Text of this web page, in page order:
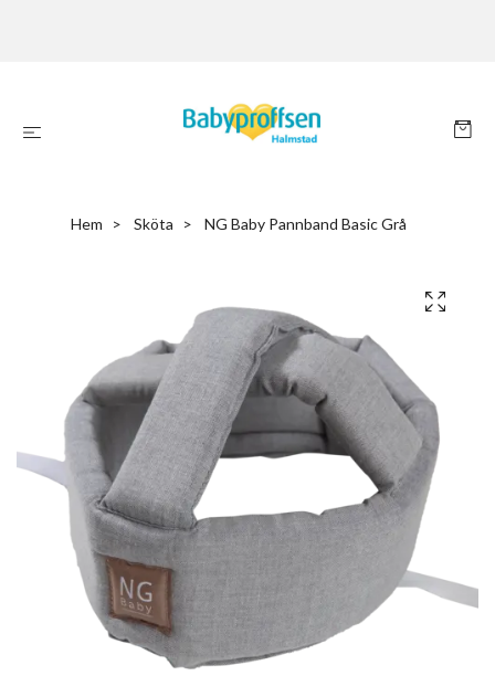
Hem Sköta NG Baby Pannband Basic Grå